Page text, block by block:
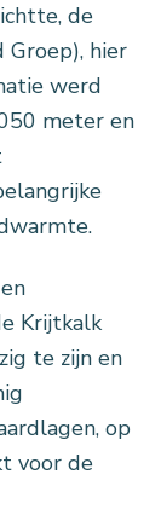
de
Groep), hier
werd
meter en
Krijtkalk
te zijn en
op
voor de